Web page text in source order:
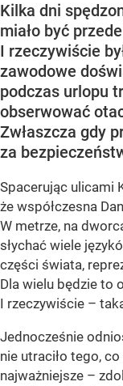
Kilka dni
miało być
I rzeczywiście
zawodowe
podczas urlopu
obserwować
Zwłaszcza gdy
za
Spacerując ulicami
że współczesna
W metrze, na
słychać wiele
części świata,
Dla wielu będzie to
I rzeczywiście –
Jednocześnie
nie utraciło tego,
najważniejsze –